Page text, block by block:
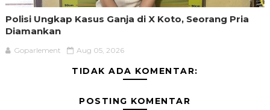
Polisi Ungkap Kasus Ganja di X Koto, Seorang Pria
Diamankan
Goparlement Aug 05, 2026
TIDAK ADA KOMENTAR:
POSTING KOMENTAR